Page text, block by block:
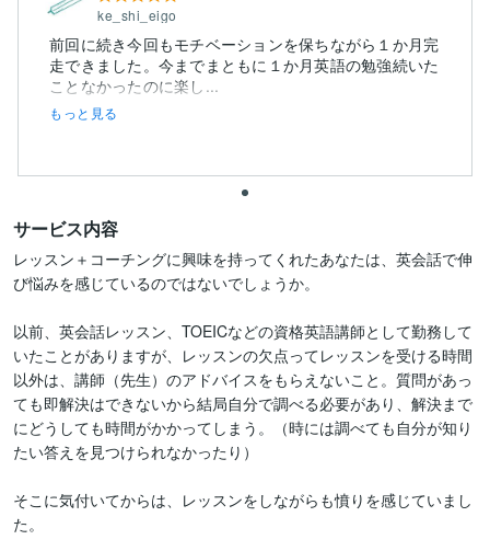
ke_shi_eigo
前回に続き今回もモチベーションを保ちながら１か月完
走できました。今までまともに１か月英語の勉強続いた
ことなかったのに楽し...
もっと見る
サービス内容
レッスン＋コーチングに興味を持ってくれたあなたは、英会話で伸
び悩みを感じているのではないでしょうか。
以前、英会話レッスン、TOEICなどの資格英語講師として勤務して
いたことがありますが、レッスンの欠点ってレッスンを受ける時間
以外は、講師（先生）のアドバイスをもらえないこと。質問があっ
ても即解決はできないから結局自分で調べる必要があり、解決まで
にどうしても時間がかかってしまう。（時には調べても自分が知り
たい答えを見つけられなかったり）
そこに気付いてからは、レッスンをしながらも憤りを感じていまし
た。